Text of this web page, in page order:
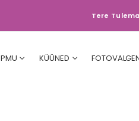
Tere
PMU KÜÜNED